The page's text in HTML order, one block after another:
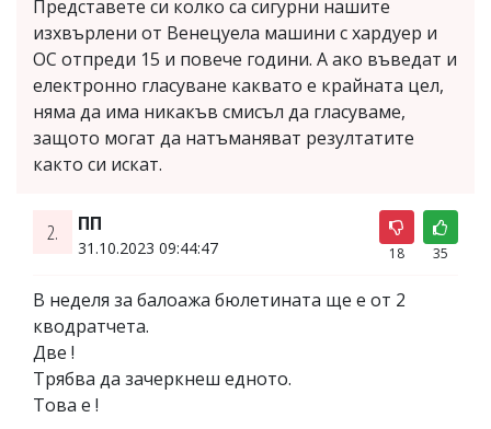
Представете си колко са сигурни нашите
изхвърлени от Венецуела машини с хардуер и
ОС отпреди 15 и повече години. А ако въведат и
електронно гласуване каквато е крайната цел,
няма да има никакъв смисъл да гласуваме,
защото могат да натъманяват резултатите
както си искат.
2. ПП
31.10.2023 09:44:47 18 35
В неделя за балоажа бюлетината ще е от 2
кводратчета.
Две !
Трябва да зачеркнеш едното.
Това е !